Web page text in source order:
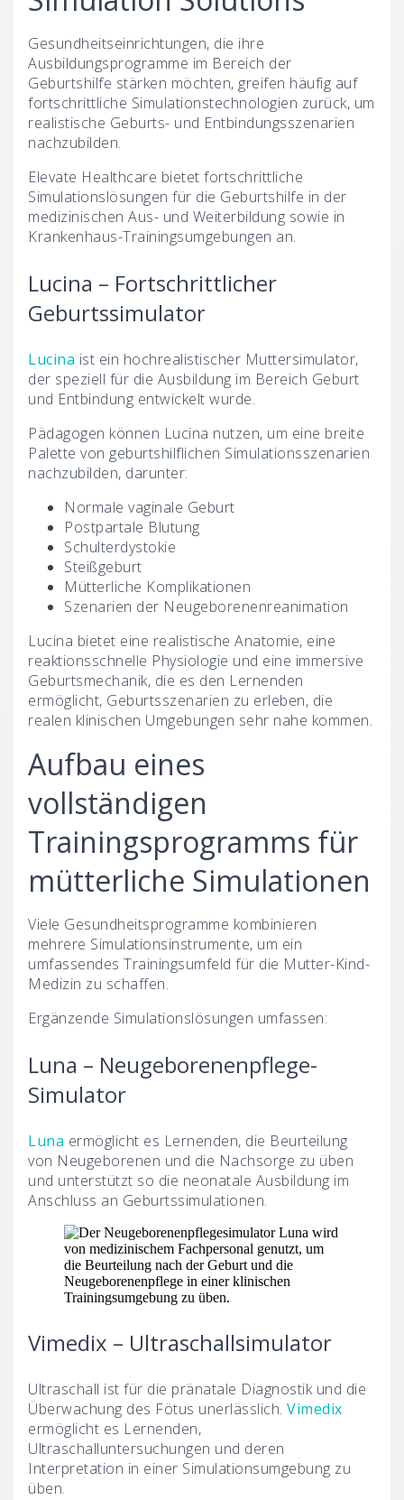
Gesundheitseinrichtungen, die ihre
Ausbildungsprogramme im Bereich der
Geburtshilfe stärken möchten, greifen häufig auf
fortschrittliche Simulationstechnologien zurück, um
realistische Geburts- und Entbindungsszenarien
nachzubilden.
Elevate Healthcare bietet fortschrittliche
Simulationslösungen für die Geburtshilfe in der
medizinischen Aus- und Weiterbildung sowie in
Krankenhaus-Trainingsumgebungen an.
Lucina – Fortschrittlicher
Geburtssimulator
Lucina ist ein hochrealistischer Muttersimulator,
der speziell für die Ausbildung im Bereich Geburt
und Entbindung entwickelt wurde.
Pädagogen können Lucina nutzen, um eine breite
Palette von geburtshilflichen Simulationsszenarien
nachzubilden, darunter:
Normale vaginale Geburt
Postpartale Blutung
Schulterdystokie
Steißgeburt
Mütterliche Komplikationen
Szenarien der Neugeborenenreanimation
Lucina bietet eine realistische Anatomie, eine
reaktionsschnelle Physiologie und eine immersive
Geburtsmechanik, die es den Lernenden
ermöglicht, Geburtsszenarien zu erleben, die
realen klinischen Umgebungen sehr nahe kommen.
Aufbau eines
vollständigen
Trainingsprogramms für
mütterliche Simulationen
Viele Gesundheitsprogramme kombinieren
mehrere Simulationsinstrumente, um ein
umfassendes Trainingsumfeld für die Mutter-Kind-
Medizin zu schaffen.
Ergänzende Simulationslösungen umfassen:
Luna – Neugeborenenpflege-
Simulator
Luna ermöglicht es Lernenden, die Beurteilung
von Neugeborenen und die Nachsorge zu üben
und unterstützt so die neonatale Ausbildung im
Anschluss an Geburtssimulationen.
Vimedix – Ultraschallsimulator
Ultraschall ist für die pränatale Diagnostik und die
Überwachung des Fötus unerlässlich. Vimedix
ermöglicht es Lernenden,
Ultraschalluntersuchungen und deren
Interpretation in einer Simulationsumgebung zu
üben.